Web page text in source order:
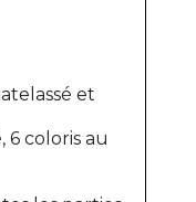
et
6 coloris au